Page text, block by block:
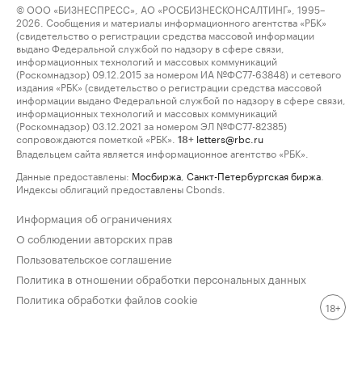
© ООО «БИЗНЕСПРЕСС», АО «РОСБИЗНЕСКОНСАЛТИНГ», 1995–
2026. Сообщения и материалы информационного агентства «РБК»
(свидетельство о регистрации средства массовой информации
выдано Федеральной службой по надзору в сфере связи,
информационных технологий и массовых коммуникаций
(Роскомнадзор) 09.12.2015 за номером ИА №ФС77-63848) и сетевого
издания «РБК» (свидетельство о регистрации средства массовой
информации выдано Федеральной службой по надзору в сфере связи,
информационных технологий и массовых коммуникаций
(Роскомнадзор) 03.12.2021 за номером ЭЛ №ФС77-82385)
сопровождаются пометкой «РБК».
18+ letters@rbc.ru
Владельцем сайта является информационное агентство «РБК».
Данные предоставлены: Мосбиржа Санкт-Петербургская биржа
Индексы облигаций предоставлены Cbonds.
Информация об ограничениях
О соблюдении авторских прав
Пользовательское соглашение
Политика в отношении обработки персональных данных
Политика обработки файлов cookie
18+